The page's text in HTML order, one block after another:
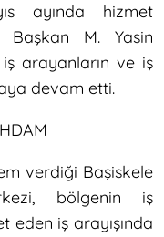
ayında hizmet
Başkan M. Yasin
arayanların ve iş
devam etti.
verdiği Başiskele
bölgenin iş
eden iş arayışında